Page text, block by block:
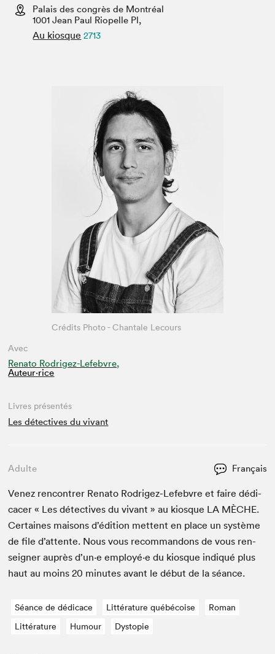
Espace médias
Palais des congrès de Montréal
1001 Jean Paul Riopelle Pl,
Au kiosque 2713
Avec
Renato Rodrigez-Lefebvre,
Auteur·rice
Crédits Photo - Chantale Lecours
Livres présentés
Les détectives du vivant
Adulte Français
Venez ren­con­tr­er Rena­to Rodrigez-Lefeb­vre et faire dédi­
cac­er « Les détec­tives du vivant » au kiosque LA MÈCHE.
Cer­taines maisons d’édi­tion met­tent en place un sys­tème
de file d’at­tente. Nous vous recom­man­dons de vous ren­
seign­er auprès d’un·e employé·e du kiosque indiqué plus
haut au moins20 min­utes avant le début de la séance.
Séance de dédicace Littérature québécoise
Roman
Littérature
Humour Dystopie